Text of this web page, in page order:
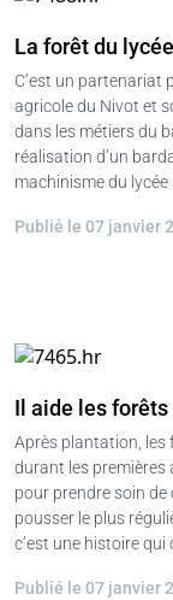
La forêt du
C’est un partenariat
agricole du Nivot et
dans les métiers du
réalisation d’un
machinisme du lycée
Publié le 07 janvier
Il aide les forêts
Après plantation, les
durant les premières
pour prendre soin
pousser le plus
c’est une histoire
Publié le 07 janvier